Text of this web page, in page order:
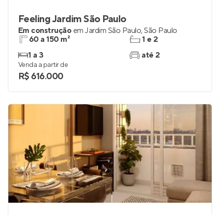
Feeling Jardim São Paulo
Em construção em Jardim São Paulo,São Paulo
60 a 150 m²
1 a 3
1 e 2
até 2
Venda a partir de
R$ 616.000